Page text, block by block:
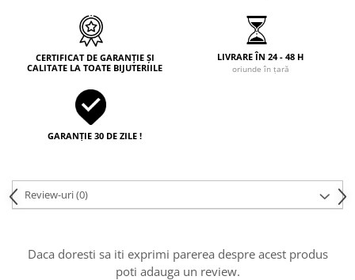
CERTIFICAT DE GARANȚIE ȘI
CALITATE LA TOATE BIJUTERIILE
LIVRARE ÎN 24 - 48 H
oriunde în țară
GARANȚIE 30 DE ZILE !
Review-uri(0)
Daca doresti sa iti exprimi parerea despre acest produs
poti adauga un review.